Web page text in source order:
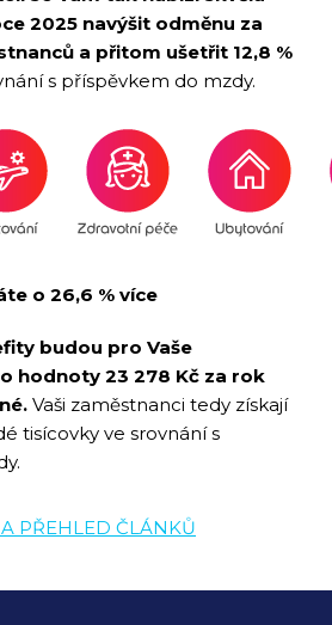
2025 navýšit odměnu za
a přitom ušetřit 12,8 %
s příspěvkem do mzdy.
o 26,6 % více
budou pro Vaše
hodnoty 23 278 Kč za rok
Vaši zaměstnanci tedy získají
tisícovky ve srovnání s
PŘEHLED ČLÁNKŮ